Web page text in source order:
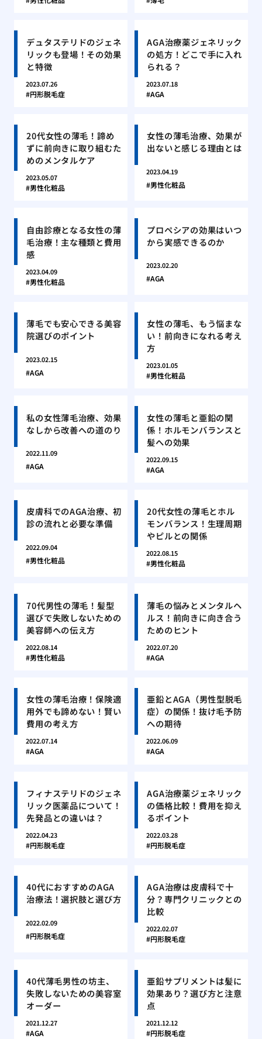
デュタステリドのジェネ
リックも登場！その効果
と特徴
2023.07.26
円形脱毛症
AGA治療薬ジェネリック
の処方！どこで手に入れ
られる？
2023.07.18
AGA
20代女性の薄毛！諦め
ずに前向きに取り組むた
めのメンタルケア
2023.05.07
男性化粧品
女性の薄毛治療、効果が
出ないと感じる理由とは
2023.04.19
男性化粧品
自由診療となる女性の薄
毛治療！主な種類と費用
感
2023.04.09
男性化粧品
プロペシアの効果はいつ
から実感できるのか
2023.02.20
AGA
薄毛でも安心できる美容
院選びのポイント
2023.02.15
AGA
女性の薄毛、もう悩まな
い！前向きになれる考え
方
2023.01.05
男性化粧品
私の女性薄毛治療、効果
なしから改善への道のり
2022.11.09
AGA
女性の薄毛と亜鉛の関
係！ホルモンバランスと
髪への効果
2022.09.15
AGA
皮膚科でのAGA治療、初
診の流れと必要な準備
2022.09.04
男性化粧品
20代女性の薄毛とホル
モンバランス！生理周期
やピルとの関係
2022.08.15
男性化粧品
70代男性の薄毛！髪型
選びで失敗しないための
美容師への伝え方
2022.08.14
男性化粧品
薄毛の悩みとメンタルヘ
ルス！前向きに向き合う
ためのヒント
2022.07.20
AGA
女性の薄毛治療！保険適
用外でも諦めない！賢い
費用の考え方
2022.07.14
AGA
亜鉛とAGA（男性型脱毛
症）の関係！抜け毛予防
への期待
2022.06.09
AGA
フィナステリドのジェネ
リック医薬品について！
先発品との違いは？
2022.04.23
円形脱毛症
AGA治療薬ジェネリック
の価格比較！費用を抑え
るポイント
2022.03.28
円形脱毛症
40代におすすめのAGA
治療法！選択肢と選び方
2022.02.09
円形脱毛症
AGA治療は皮膚科で十
分？専門クリニックとの
比較
2022.02.07
円形脱毛症
40代薄毛男性の坊主、
失敗しないための美容室
オーダー
2021.12.27
AGA
亜鉛サプリメントは髪に
効果あり？選び方と注意
点
2021.12.12
円形脱毛症